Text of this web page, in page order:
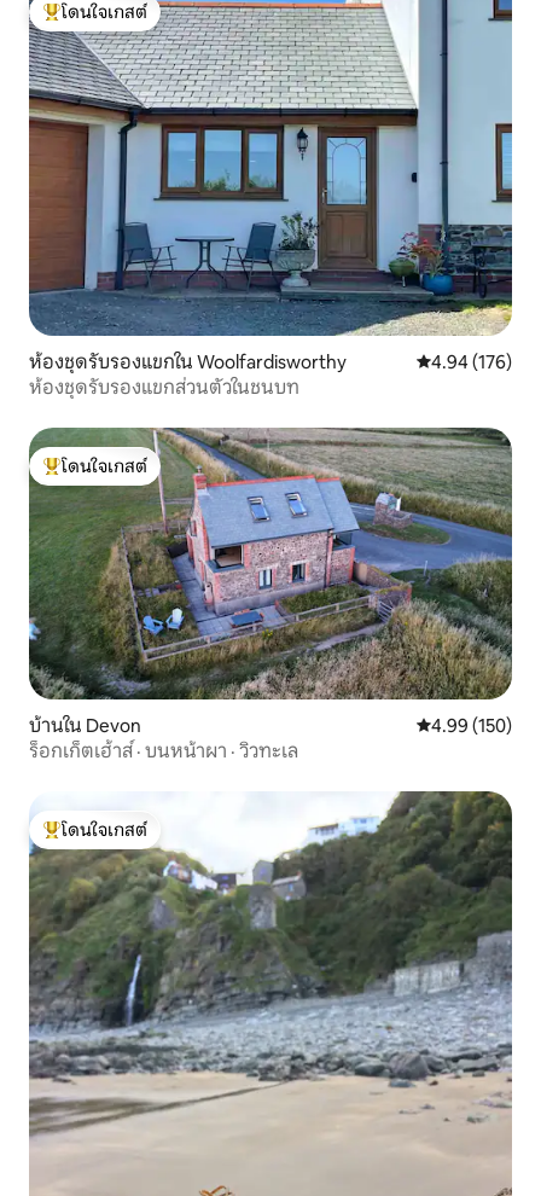
โดนใจเกสต์ที่สุด
โดนใจเกสต์
ห้องชุดรับรองแขกใน Woolfardisworthy คะแนนเฉลี่ย
4.94 (176)
ห้องชุดรับรองแขกส่วนตัวในชนบท
โดนใจเกสต์ที่สุด
โดนใจเกสต์
บ้านใน Devon คะแนนเฉลี่ย
4.99 (150)
ร็อกเก็ตเฮ้าส์ · บนหน้าผา · วิวทะเล
โดนใจเกสต์ที่สุด
โดนใจเกสต์